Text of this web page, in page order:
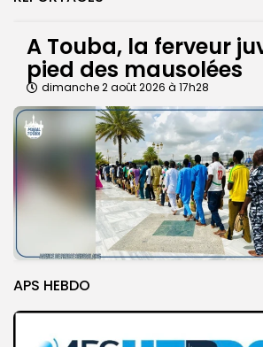
A Touba, la ferveur
pied des mausolées
dimanche 2 août 2026 à 17h28
APS HEBDO